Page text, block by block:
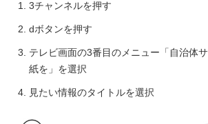
3チャンネルを押す
dボタンを押す
テレビ画面の3番目のメニュー「自治体
紙を」を選択
見たい情報のタイトルを選択